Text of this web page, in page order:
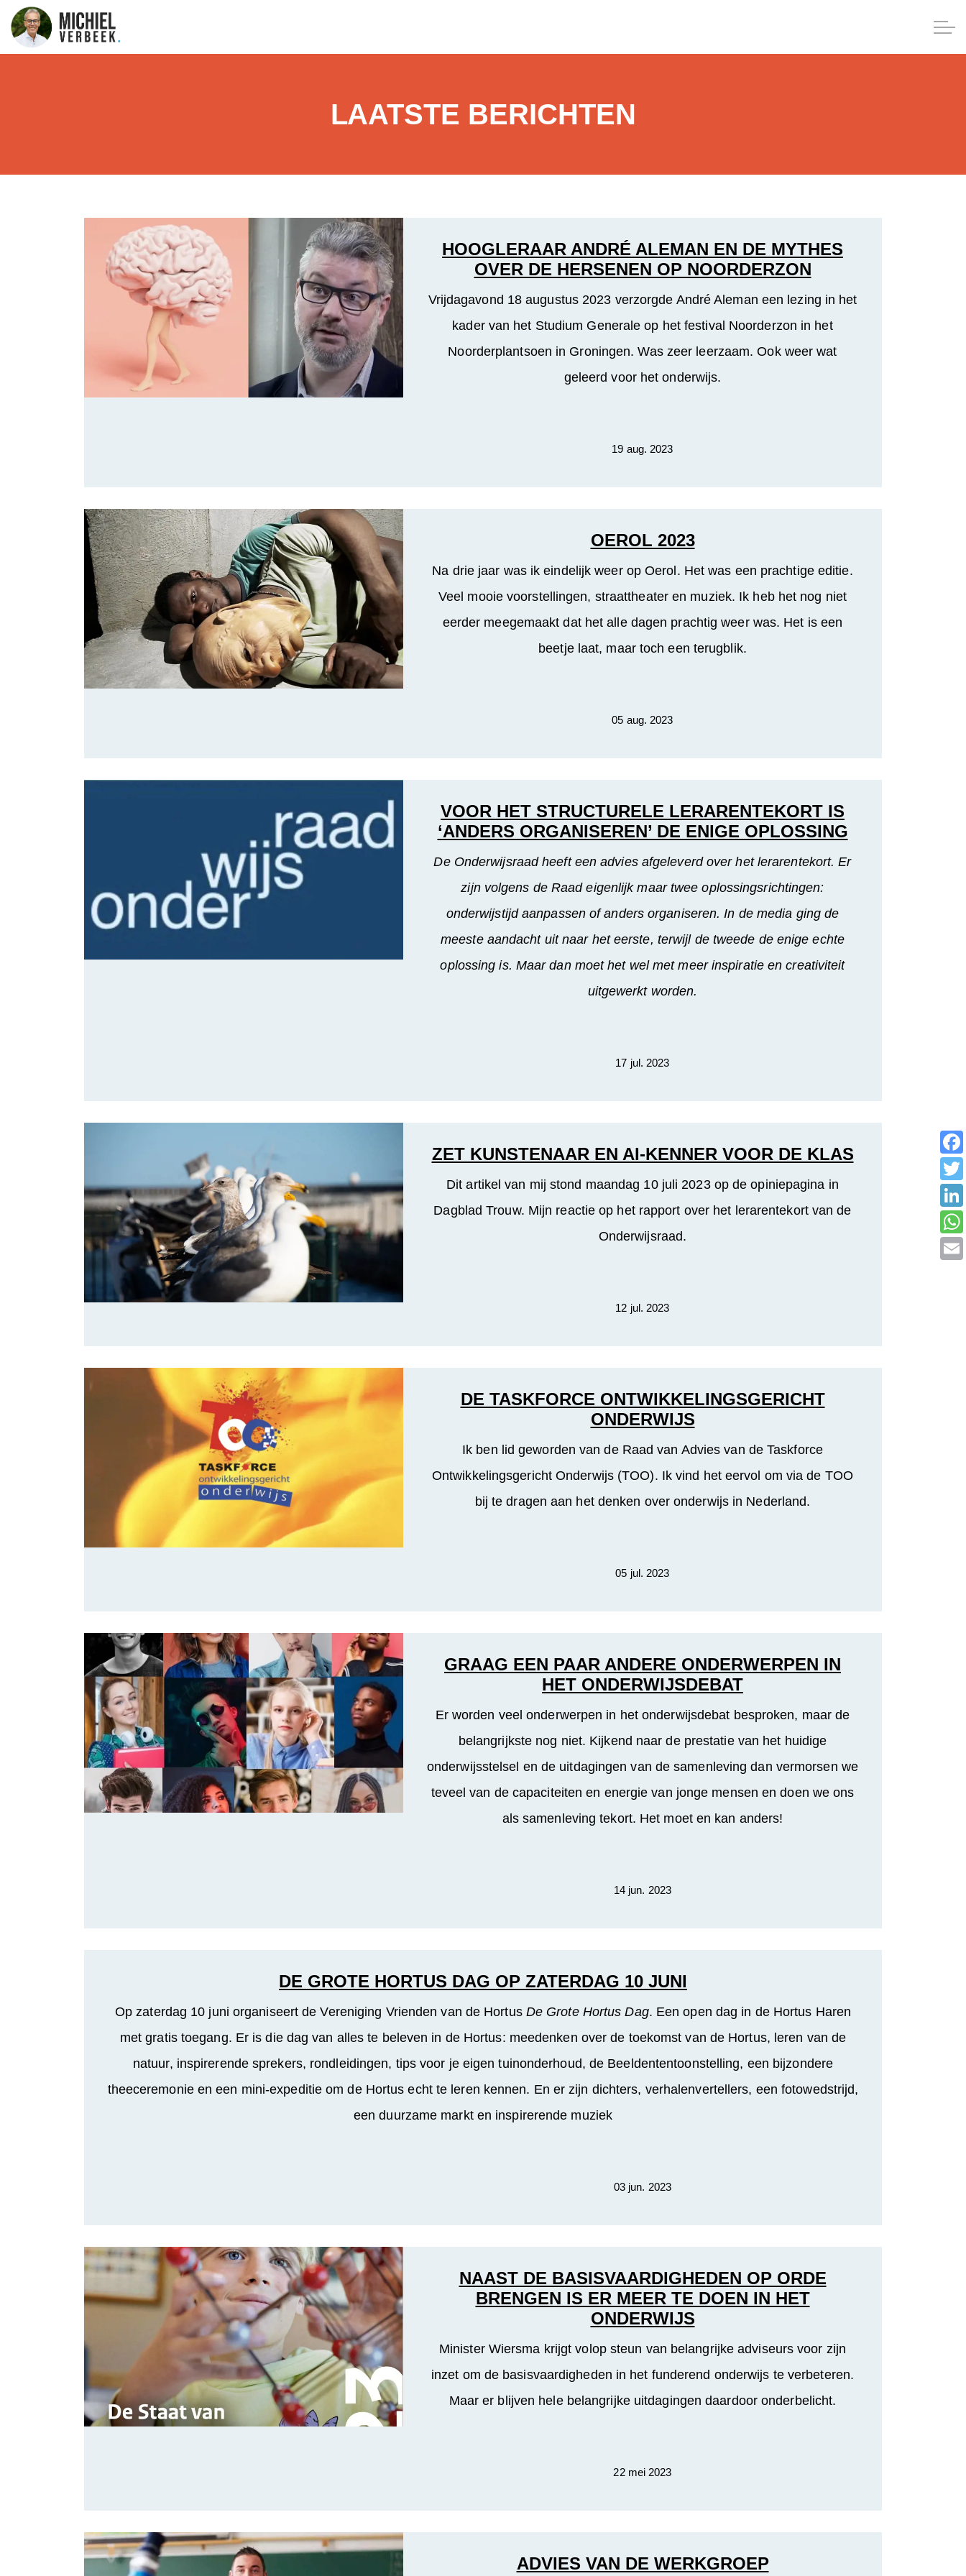
LAATSTE BERICHTEN
HOOGLERAAR ANDRÉ ALEMAN EN DE MYTHES
OVER DE HERSENEN OP NOORDERZON
Vrijdagavond 18 augustus 2023 verzorgde André Aleman een lezing in het
kader van het Studium Generale op het festival Noorderzon in het
Noorderplantsoen in Groningen. Was zeer leerzaam. Ook weer wat
geleerd voor het onderwijs.
19 aug. 2023
OEROL 2023
Na drie jaar was ik eindelijk weer op Oerol. Het was een prachtige editie.
Veel mooie voorstellingen, straattheater en muziek. Ik heb het nog niet
eerder meegemaakt dat het alle dagen prachtig weer was. Het is een
beetje laat, maar toch een terugblik.
05 aug. 2023
VOOR HET STRUCTURELE LERARENTEKORT IS
‘ANDERS ORGANISEREN’ DE ENIGE OPLOSSING
De Onderwijsraad heeft een advies afgeleverd over het lerarentekort. Er
zijn volgens de Raad eigenlijk maar twee oplossingsrichtingen:
onderwijstijd aanpassen of anders organiseren. In de media ging de
meeste aandacht uit naar het eerste, terwijl de tweede de enige echte
oplossing is. Maar dan moet het wel met meer inspiratie en creativiteit
uitgewerkt worden.
17 jul. 2023
ZET KUNSTENAAR EN AI-KENNER VOOR DE KLAS
Dit artikel van mij stond maandag 10 juli 2023 op de opiniepagina in
Dagblad Trouw. Mijn reactie op het rapport over het lerarentekort van de
Onderwijsraad.
12 jul. 2023
DE TASKFORCE ONTWIKKELINGSGERICHT
ONDERWIJS
Ik ben lid geworden van de Raad van Advies van de Taskforce
Ontwikkelingsgericht Onderwijs (TOO). Ik vind het eervol om via de TOO
bij te dragen aan het denken over onderwijs in Nederland.
05 jul. 2023
GRAAG EEN PAAR ANDERE ONDERWERPEN IN
HET ONDERWIJSDEBAT
Er worden veel onderwerpen in het onderwijsdebat besproken, maar de
belangrijkste nog niet. Kijkend naar de prestatie van het huidige
onderwijsstelsel en de uitdagingen van de samenleving dan vermorsen we
teveel van de capaciteiten en energie van jonge mensen en doen we ons
als samenleving tekort. Het moet en kan anders!
14 jun. 2023
DE GROTE HORTUS DAG OP ZATERDAG 10 JUNI
Op zaterdag 10 juni organiseert de Vereniging Vrienden van de Hortus De Grote Hortus Dag. Een open dag in de Hortus Haren
met gratis toegang. Er is die dag van alles te beleven in de Hortus: meedenken over de toekomst van de Hortus, leren van de
natuur, inspirerende sprekers, rondleidingen, tips voor je eigen tuinonderhoud, de Beeldententoonstelling, een bijzondere
theeceremonie en een mini-expeditie om de Hortus echt te leren kennen. En er zijn dichters, verhalenvertellers, een fotowedstrijd,
een duurzame markt en inspirerende muziek
03 jun. 2023
NAAST DE BASISVAARDIGHEDEN OP ORDE
BRENGEN IS ER MEER TE DOEN IN HET
ONDERWIJS
Minister Wiersma krijgt volop steun van belangrijke adviseurs voor zijn
inzet om de basisvaardigheden in het funderend onderwijs te verbeteren.
Maar er blijven hele belangrijke uitdagingen daardoor onderbelicht.
22 mei 2023
ADVIES VAN DE WERKGROEP